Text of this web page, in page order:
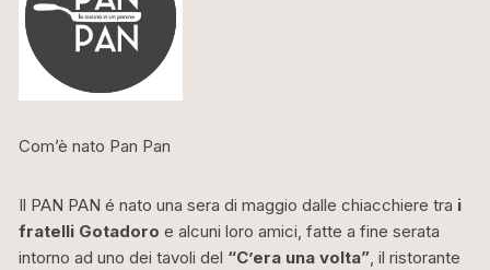
Com’è nato Pan Pan
Il PAN PAN é nato una sera di maggio dalle chiacchiere tra i
fratelli Gotadoro e alcuni loro amici, fatte a fine serata
intorno ad uno dei tavoli del “C’era una volta”, il ristorante